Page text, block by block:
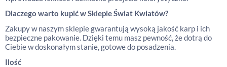
Dlaczego warto kupić w Sklepie Świat Kwiatów?
Zakupy w naszym sklepie gwarantują wysoką jakość karp i ich
bezpieczne pakowanie. Dzięki temu masz pewność, że dotrą do
Ciebie w doskonałym stanie, gotowe do posadzenia.
Ilość